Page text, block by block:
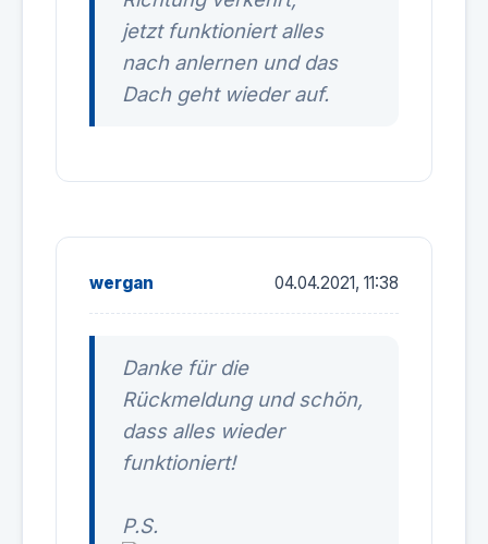
jetzt funktioniert alles
nach anlernen und das
Dach geht wieder auf.
wergan 04.04.2021, 11:38
Danke für die
Rückmeldung und schön,
dass alles wieder
funktioniert!
P.S.